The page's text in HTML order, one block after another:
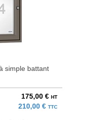
simple battant
175,00 € HT
210,00 € TTC